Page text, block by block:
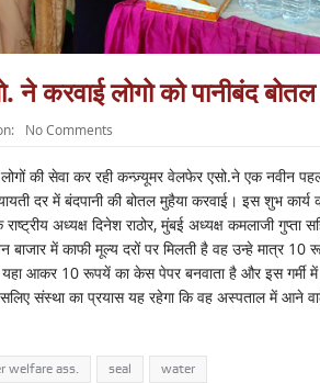
करवाई लोगो को पानीबंद
No Comments
की सेवा कर रही कन्ज़्यूमर वेलफेर एसो.ने एक नवीन पहल
दर में बंदपानी की बोतल मुहैया करवाई। इस शुभ कार्य
अध्यक्ष दिनेश राठोर, मुंबई अध्यक्ष कमलाजी गुप्ता
में काफी मूल्य दरों पर मिलती है वह उन्हे मात्र 10
आकर 10 रूपयें का केस पेपर बनवाता है और इस गर्मी
संस्था का प्रयास यह रहेगा कि वह अस्पताल में आने
welfare ass. seal water